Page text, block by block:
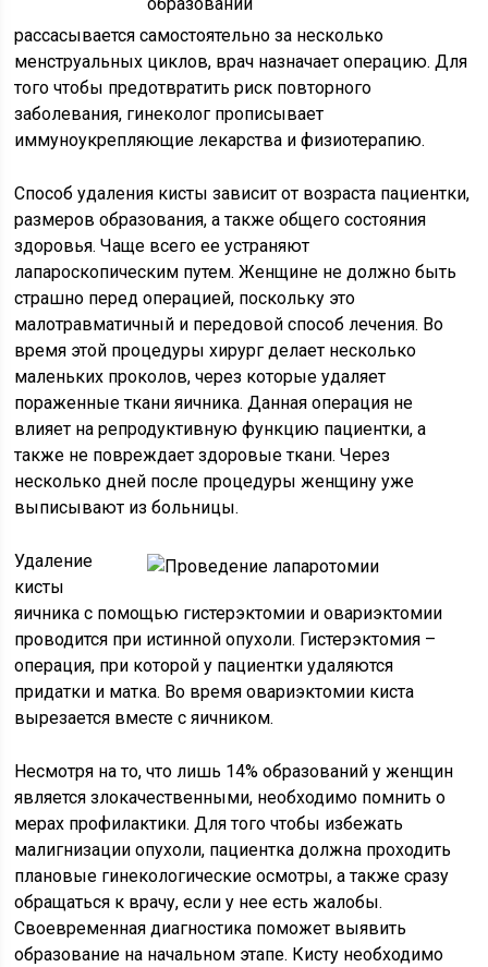
рассасывается самостоятельно за несколько
менструальных циклов, врач назначает операцию. Для
того чтобы предотвратить риск повторного
заболевания, гинеколог прописывает
иммуноукрепляющие лекарства и физиотерапию.
Способ удаления кисты зависит от возраста пациентки,
размеров образования, а также общего состояния
здоровья. Чаще всего ее устраняют
лапароскопическим путем. Женщине не должно быть
страшно перед операцией, поскольку это
малотравматичный и передовой способ лечения. Во
время этой процедуры хирург делает несколько
маленьких проколов, через которые удаляет
пораженные ткани яичника. Данная операция не
влияет на репродуктивную функцию пациентки, а
также не повреждает здоровые ткани. Через
несколько дней после процедуры женщину уже
выписывают из больницы.
Удаление
кисты
яичника с помощью гистерэктомии и овариэктомии
проводится при истинной опухоли. Гистерэктомия –
операция, при которой у пациентки удаляются
придатки и матка. Во время овариэктомии киста
вырезается вместе с яичником.
Несмотря на то, что лишь 14% образований у женщин
является злокачественными, необходимо помнить о
мерах профилактики. Для того чтобы избежать
малигнизации опухоли, пациентка должна проходить
плановые гинекологические осмотры, а также сразу
обращаться к врачу, если у нее есть жалобы.
Своевременная диагностика поможет выявить
образование на начальном этапе. Кисту необходимо